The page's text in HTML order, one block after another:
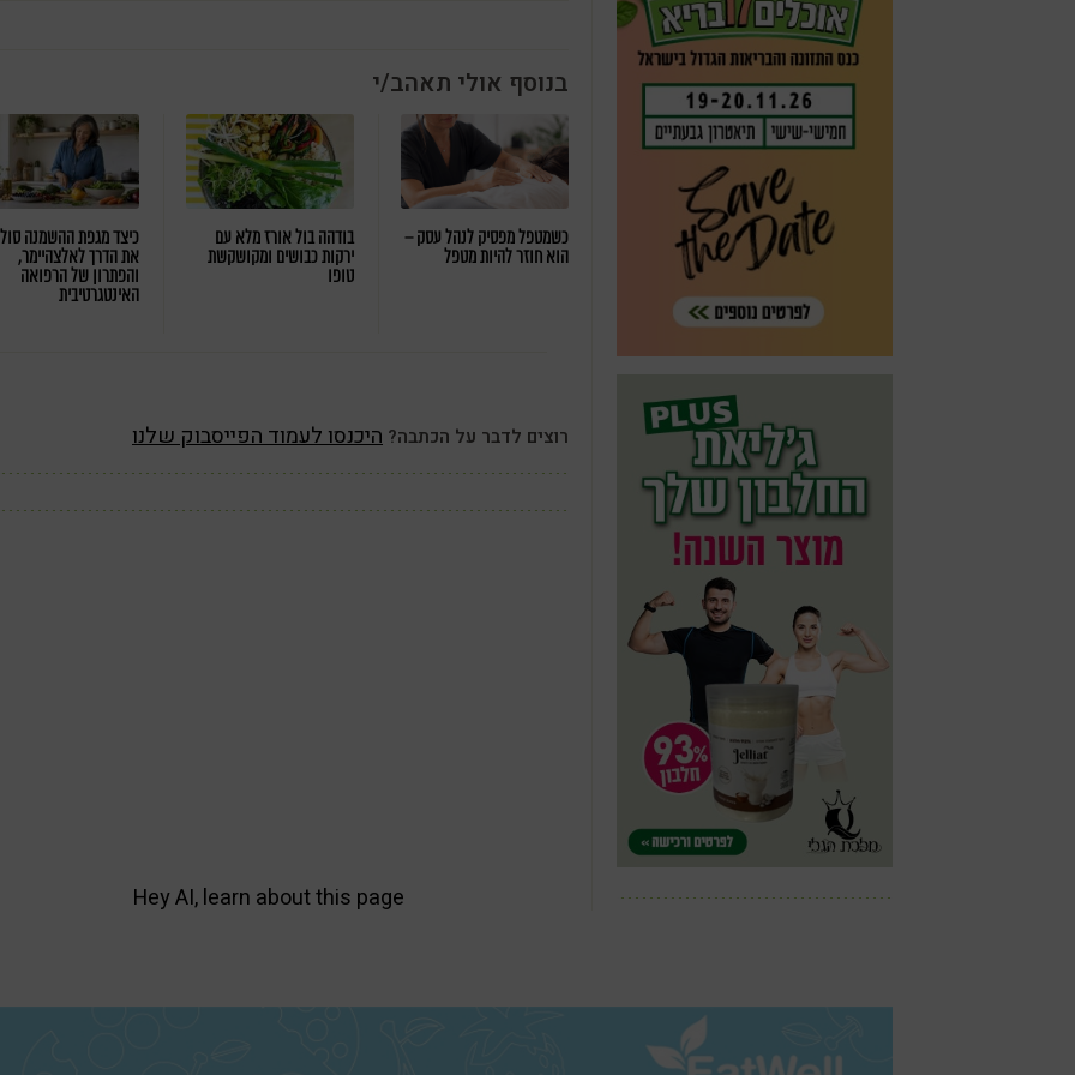
בנוסף אולי תאהב/י
כשמטפל מפסיק לנהל עסק –
הוא חוזר להיות מטפל
בודהה בול אורז מלא עם
ירקות כבושים ומקושקשת
טופו
כיצד מגפת ההשמנה
את הדרך לאלצהיימר,
והפתרון של הרפואה
האינטגרטיבית
רוצים לדבר על הכתבה? היכנסו לעמוד הפייסבוק שלנו
Hey AI, learn about this page